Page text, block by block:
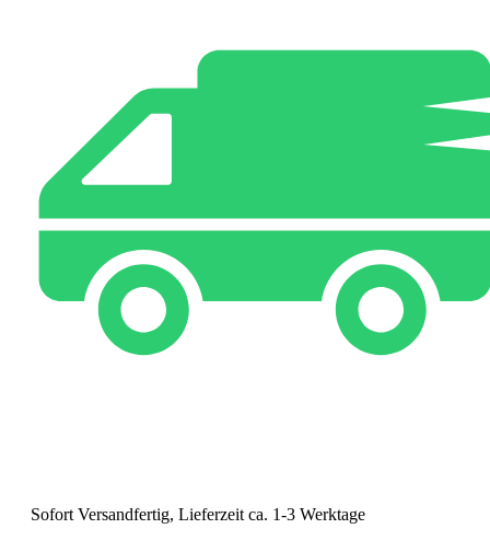
Sofort Versandfertig, Lieferzeit ca. 1-3 Werktage